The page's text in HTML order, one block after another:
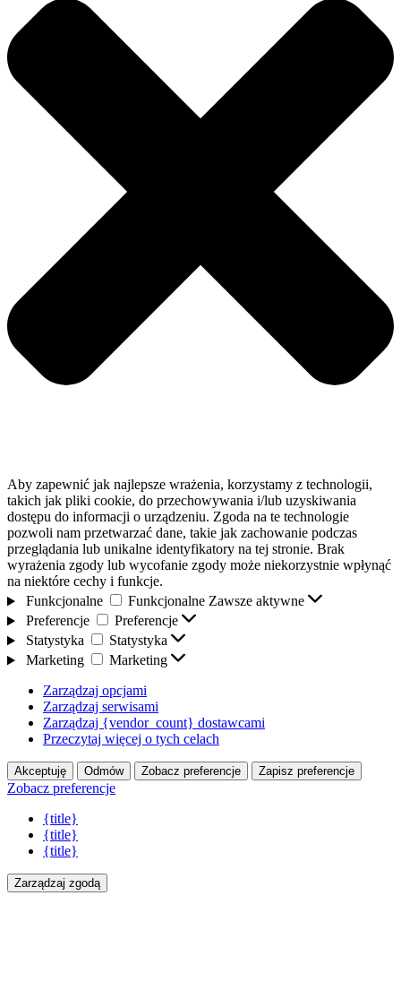
Aby zapewnić jak najlepsze wrażenia, korzystamy z technologii,
takich jak pliki cookie, do przechowywania i/lub uzyskiwania
dostępu do informacji o urządzeniu. Zgoda na te technologie
pozwoli nam przetwarzać dane, takie jak zachowanie podczas
przeglądania lub unikalne identyfikatory na tej stronie. Brak
wyrażenia zgody lub wycofanie zgody może niekorzystnie wpłynąć
na niektóre cechy i funkcje.
Funkcjonalne
Funkcjonalne Zawsze aktywne
Preferencje
Preferencje
Statystyka
Statystyka
Marketing
Marketing
Zarządzaj opcjami
Zarządzaj serwisami
Zarządzaj {vendor_count} dostawcami
Przeczytaj więcej o tych celach
Akceptuję Odmów Zobacz preferencje Zapisz preferencje
Zobacz preferencje
{title}
{title}
{title}
Zarządzaj zgodą